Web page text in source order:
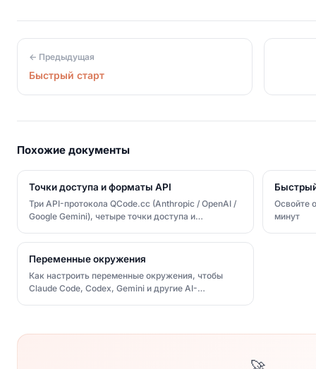
← Предыдущая
Быстрый старт
Похожие документы
Точки доступа и форматы API
Три API-протокола QCode.cc (Anthropic / OpenAI /
Google Gemini), четыре точки доступа и
Освойте
минут
Переменные окружения
Как настроить переменные окружения, чтобы
Claude Code, Codex, Gemini и другие AI-